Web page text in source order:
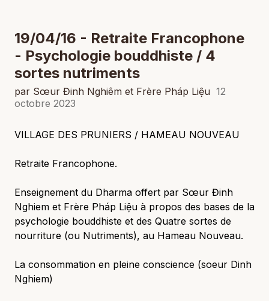
19/04/16 - Retraite Francophone
- Psychologie bouddhiste / 4
sortes nutriments
par Sœur Đinh Nghiêm et Frère Pháp Liệu 12
octobre 2023
VILLAGE DES PRUNIERS / HAMEAU NOUVEAU
Retraite Francophone.
Enseignement du Dharma offert par Sœur Đinh
Nghiem et Frère Pháp Liệu à propos des bases de la
psychologie bouddhiste et des Quatre sortes de
nourriture (ou Nutriments), au Hameau Nouveau.
La consommation en pleine conscience (soeur Dinh
Nghiem)